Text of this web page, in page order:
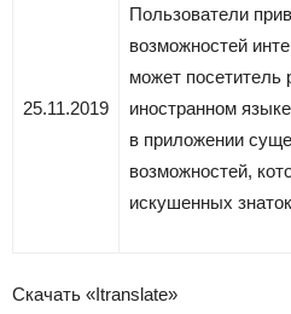
25.11.2019
Пользователи
возможностей
может посетитель
иностранном
в приложении
возможностей,
искушенных
Скачать «Itranslate»